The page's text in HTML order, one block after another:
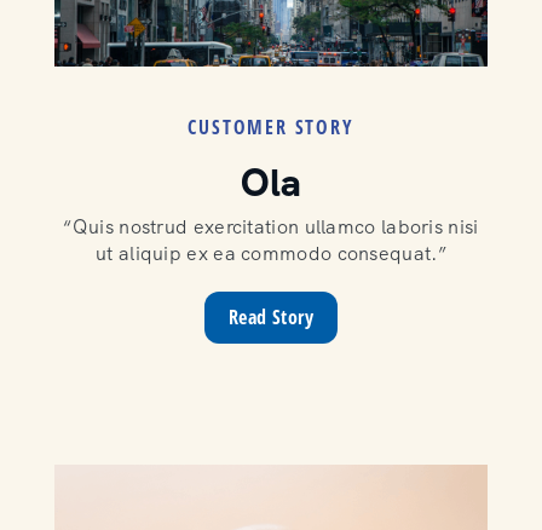
CUSTOMER STORY
Ola
“Quis nostrud exercitation ullamco laboris nisi
ut aliquip ex ea commodo consequat.”
Read Story